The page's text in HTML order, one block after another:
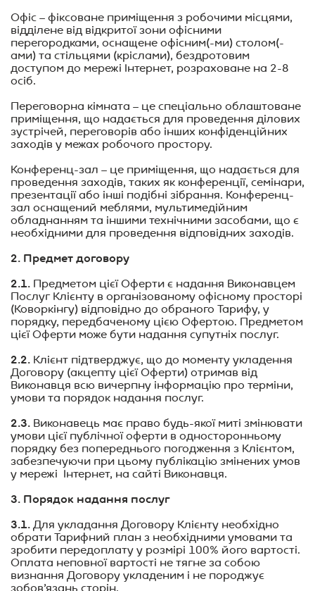
Офіс – фіксоване приміщення з робочими місцями,
відділене від відкритої зони офісними
перегородками, оснащене офісним(-ми) столом(-
ами) та стільцями (кріслами), бездротовим
доступом до мережі Інтернет, розраховане на 2-8
осіб.
Переговорна кімната – це спеціально облаштоване
приміщення, що надається для проведення ділових
зустрічей, переговорів або інших конфіденційних
заходів у межах робочого простору.
Конференц-зал – це приміщення, що надається для
проведення заходів, таких як конференції, семінари,
презентації або інші подібні зібрання. Конференц-
зал оснащений меблями, мультимедійним
обладнанням та іншими технічними засобами, що є
необхідними для проведення відповідних заходів.
2. Предмет договору
2.1. Предметом цієї Оферти є надання Виконавцем
Послуг Клієнту в організованому офісному просторі
(Коворкінгу) відповідно до обраного Тарифу, у
порядку, передбаченому цією Офертою. Предметом
цієї Оферти може бути надання супутніх послуг.
2.2. Клієнт підтверджує, що до моменту укладення
Договору (акцепту цієї Оферти) отримав від
Виконавця всю вичерпну інформацію про терміни,
умови та порядок надання послуг.
2.3. Виконавець має право будь-якої миті змінювати
умови цієї публічної оферти в односторонньому
порядку без попереднього погодження з Клієнтом,
забезпечуючи при цьому публікацію змінених умов
у мережі Інтернет, на сайті Виконавця.
3. Порядок надання послуг
3.1. Для укладання Договору Клієнту необхідно
обрати Тарифний план з необхідними умовами та
зробити передоплату у розмірі 100% його вартості.
Оплата неповної вартості не тягне за собою
визнання Договору укладеним і не породжує
зобов’язань сторін.